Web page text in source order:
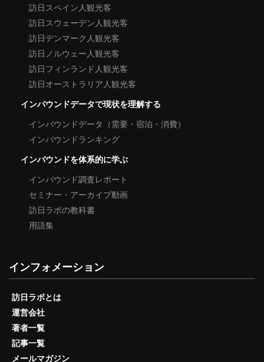
訪日スペイン人観光客
訪日スウェーデン人観光客
訪日デンマーク人観光客
訪日ノルウェー人観光客
訪日フィンランド人観光客
訪日オーストラリア人観光客
インバウンドデータで現状を理解する
インバウンドデータ（需要・宿泊・消費）
インバウンドランキング
インバウンドを体系的に学ぶ
インバウンド調査レポート
セミナー・アーカイブ動画
訪日ラボの教科書
用語集
インフォメーション
訪日ラボとは
運営会社
著者一覧
記事一覧
メールマガジン